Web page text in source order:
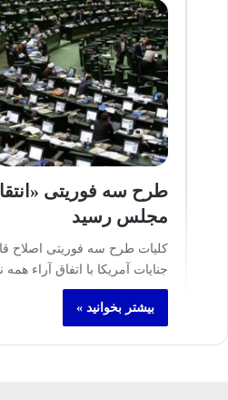
طرح سه فوریتی
مجلس رسید
کلیات طرح سه فوریتی اصلاح
جنایات آمریکا با اتفاق آراء
بیشتر بخوانید »